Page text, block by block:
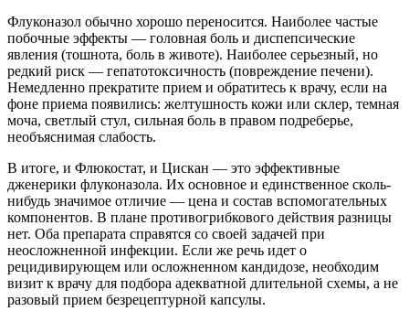
Флуконазол обычно хорошо переносится. Наиболее частые
побочные эффекты — головная боль и диспепсические
явления (тошнота, боль в животе). Наиболее серьезный, но
редкий риск — гепатотоксичность (повреждение печени).
Немедленно прекратите прием и обратитесь к врачу, если на
фоне приема появились: желтушность кожи или склер, темная
моча, светлый стул, сильная боль в правом подреберье,
необъяснимая слабость.
В итоге, и Флюкостат, и Цискан — это эффективные
дженерики флуконазола. Их основное и единственное сколь-
нибудь значимое отличие — цена и состав вспомогательных
компонентов. В плане противогрибкового действия разницы
нет. Оба препарата справятся со своей задачей при
неосложненной инфекции. Если же речь идет о
рецидивирующем или осложненном кандидозе, необходим
визит к врачу для подбора адекватной длительной схемы, а не
разовый прием безрецептурной капсулы.